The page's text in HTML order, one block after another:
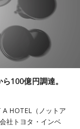
100億円調達。
HOTEL（ノットア
社トヨタ・インベ